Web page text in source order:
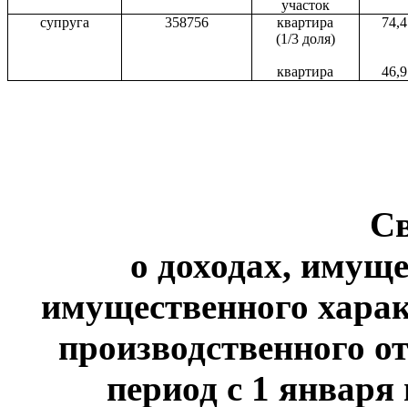
участок
супруга
358756
квартира
(1/3 доля)
квартира
74,4
46,9
о доходах,
имущественного
производственного
период с 1 января